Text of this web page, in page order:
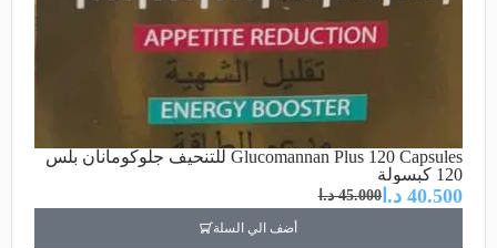
Glucomannan Plus 120 Capsules للتنحيف جلوكومانان بلس
120 كبسولة
45.000 د.ا 40.500 د.ا
أضف الي السلة